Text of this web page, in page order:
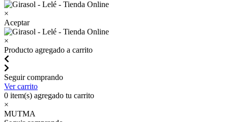
×
Aceptar
×
Producto agregado a carrito
Seguir comprando
Ver carrito
0 item(s) agregado tu carrito
×
MUTMA